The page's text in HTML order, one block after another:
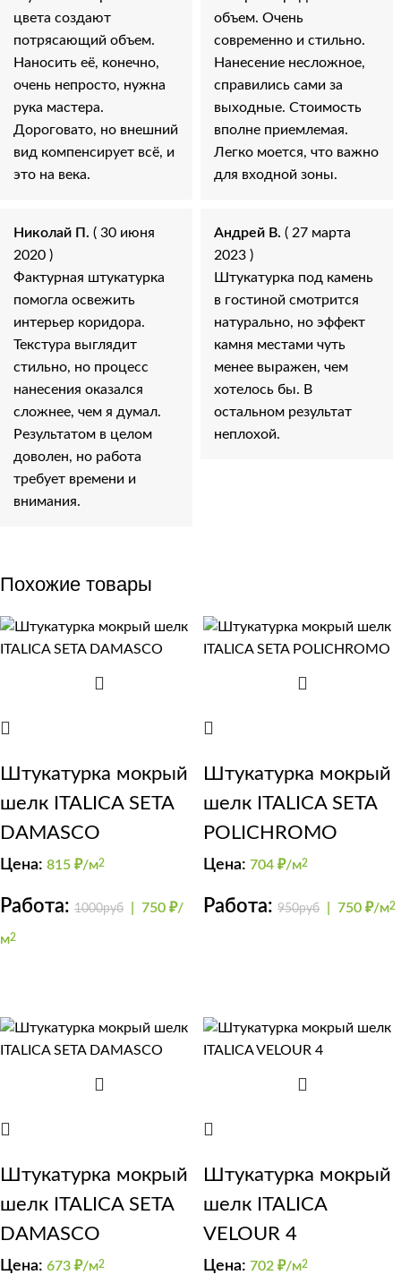
цвета создают
потрясающий объем.
Наносить её, конечно,
очень непросто, нужна
рука мастера.
Дороговато, но внешний
вид компенсирует всё, и
это на века.
Николай П. ( 30 июня
2020 )
Фактурная штукатурка
помогла освежить
интерьер коридора.
Текстура выглядит
стильно, но процесс
нанесения оказался
сложнее, чем я думал.
Результатом в целом
доволен, но работа
требует времени и
внимания.
объем. Очень
современно и стильно.
Нанесение несложное,
справились сами за
выходные. Стоимость
вполне приемлемая.
Легко моется, что важно
для входной зоны.
Андрей В. ( 27 марта
2023 )
Штукатурка под камень
в гостиной смотрится
натурально, но эффект
камня местами чуть
менее выражен, чем
хотелось бы. В
остальном результат
неплохой.
Похожие товары
Штукатурка мокрый
шелк ITALICA SETA
DAMASCO
Цена: 815 ₽/м2
Работа: 1000руб 750 ₽/
м2
Штукатурка мокрый
шелк ITALICA SETA
POLICHROMO
Цена: 704 ₽/м2
Работа: 950руб 750 ₽/м2
Штукатурка мокрый
шелк ITALICA SETA
DAMASCO
Цена: 673 ₽/м2
Штукатурка мокрый
шелк ITALICA
VELOUR 4
Цена: 702 ₽/м2